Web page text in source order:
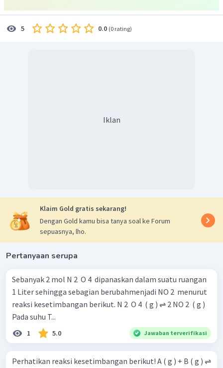
Adapun perhitungan konsentrasi awal dan keadaan
Pada pilihan jawaban, tidak ada grafik yang sesuai dengan
data konsentrasi di atas. Grafik yang sesuai dengan data
tersebut adalah sebagai berikut.
5 0.0 (0 rating)
Iklan
Klaim Gold gratis sekarang!
Dengan Gold kamu bisa tanya soal ke Forum
sepuasnya, lho.
Pertanyaan serupa
Sebanyak 2 mol N 2 ​ O 4 ​ dipanaskan dalam suatu ruangan
1 Liter sehingga sebagian berubahmenjadi NO 2 ​ menurut
reaksi kesetimbangan berikut. N 2 ​ O 4 ​ ( g ) ⇌ 2 NO 2 ​ ( g )
Pada suhu T...
1 5.0 Jawaban terverifikasi
Perhatikan reaksi kesetimbangan berikut! A ( g ) + B ( g ) ⇌